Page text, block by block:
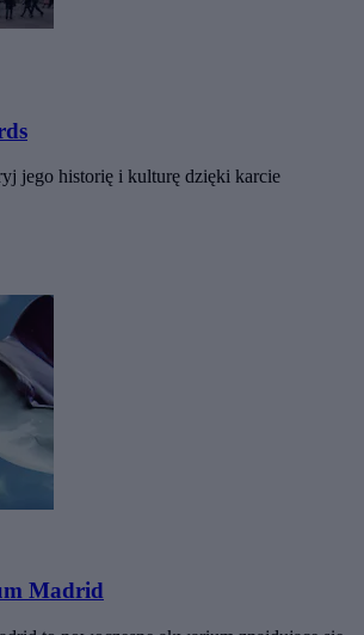
jego historię i kulturę dzięki karcie
Madrid